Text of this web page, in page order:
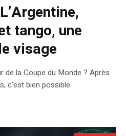
tango, une
visage
de la Coupe du Monde ? Après
c’est bien possible.